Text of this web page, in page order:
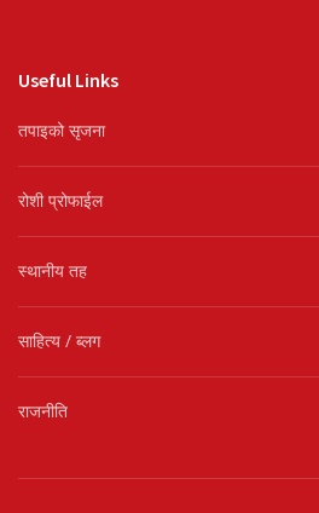
Useful Links
तपाइको सृजना
रोशी प्रोफाईल
स्थानीय तह
साहित्य / ब्लग
राजनीति